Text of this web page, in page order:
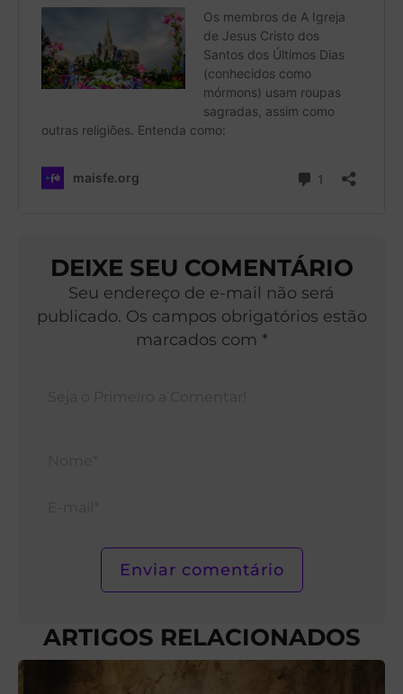
DEIXE SEU COMENTÁRIO
Seu endereço de e-mail não será
publicado. Os campos obrigatórios estão
marcados com *
ARTIGOS RELACIONADOS